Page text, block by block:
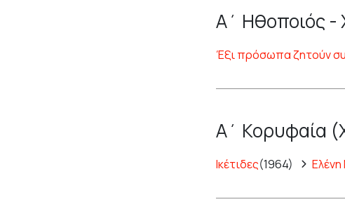
Α΄ Ηθοποιός -
Έξι πρόσωπα ζητούν
Α΄ Κορυφαία
Ικέτιδες(1964)